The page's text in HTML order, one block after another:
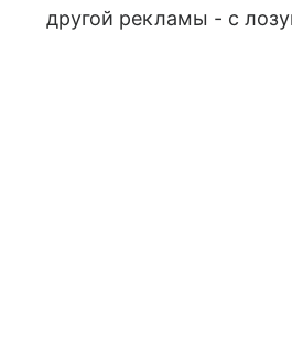
другой рекламы - с